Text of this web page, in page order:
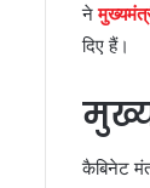
ने
दिए हैं।
कैबिनेट